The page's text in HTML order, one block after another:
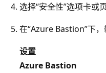
选择“安全性”选项卡或
在“Azure Bastion”下，
设置
Azure Bastion